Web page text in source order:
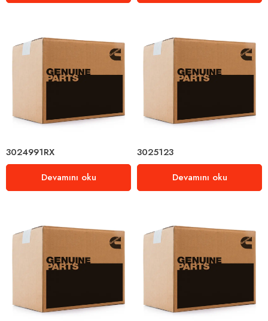
3024991RX
Devamını oku
3025123
Devamını oku